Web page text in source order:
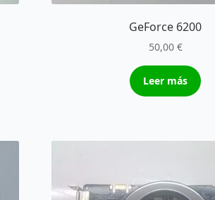
GeForce 6200
50,00 €
Leer más